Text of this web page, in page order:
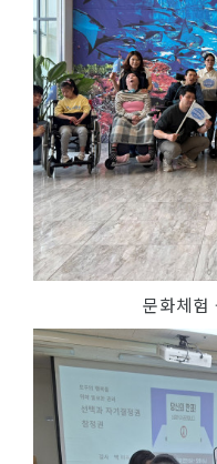
문화체험